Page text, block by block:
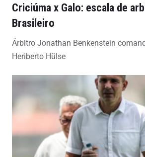
Criciúma x Galo: escala de
Brasileiro
Árbitro Jonathan Benkenstein
Heriberto Hülse